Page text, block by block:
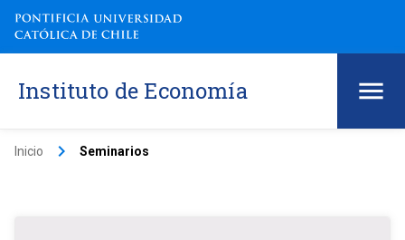
Instituto de Economía
Inicio keyboard_arrow_right Seminarios